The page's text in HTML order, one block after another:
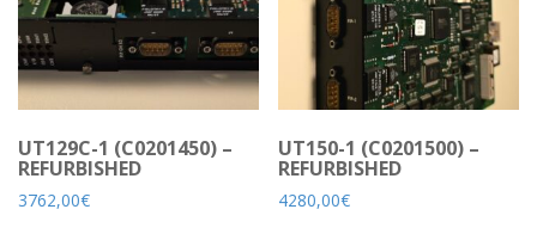
UT129C-1 (C0201450) –
REFURBISHED
3762,00€
UT150-1 (C0201500) –
REFURBISHED
4280,00€